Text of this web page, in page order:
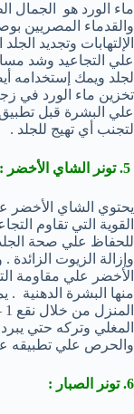
ماء الورد هو الجمال
والقدماء المصريين
الإلتهابات وتجديد
علي التجاعيد وشد
لجلد ويمك إستخدامه
تخزين ماء الورد في
علي البشرة قبل
لتجنب أي تهيج للجلد .
يحتوي الشاي الأخضر
القوية التي تقاوم
للحفاظ علي صحة
وإزالة الزيوت
الأخضر علي مقاومة
منها البشرة الدهنية
المغلي وتركه حتي
والحرص علي تطبيقه
6. تونر الصبار :